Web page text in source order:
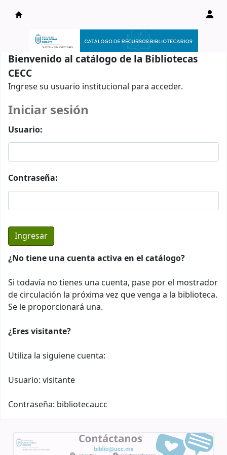
Catálogo en línea
Bienvenido al catálogo de la Bibliotecas
CECC
Ingrese su usuario institucional para acceder.
Iniciar sesión
Usuario:
Contraseña:
¿No tiene una cuenta activa en el catálogo?
Si todavía no tienes una cuenta, pase por el mostrador
de circulación la próxima vez que venga a la biblioteca.
Se le proporcionará una.
¿Eres visitante?
Utiliza la siguiene cuenta:
Usuario: visitante
Contraseña: bibliotecaucc